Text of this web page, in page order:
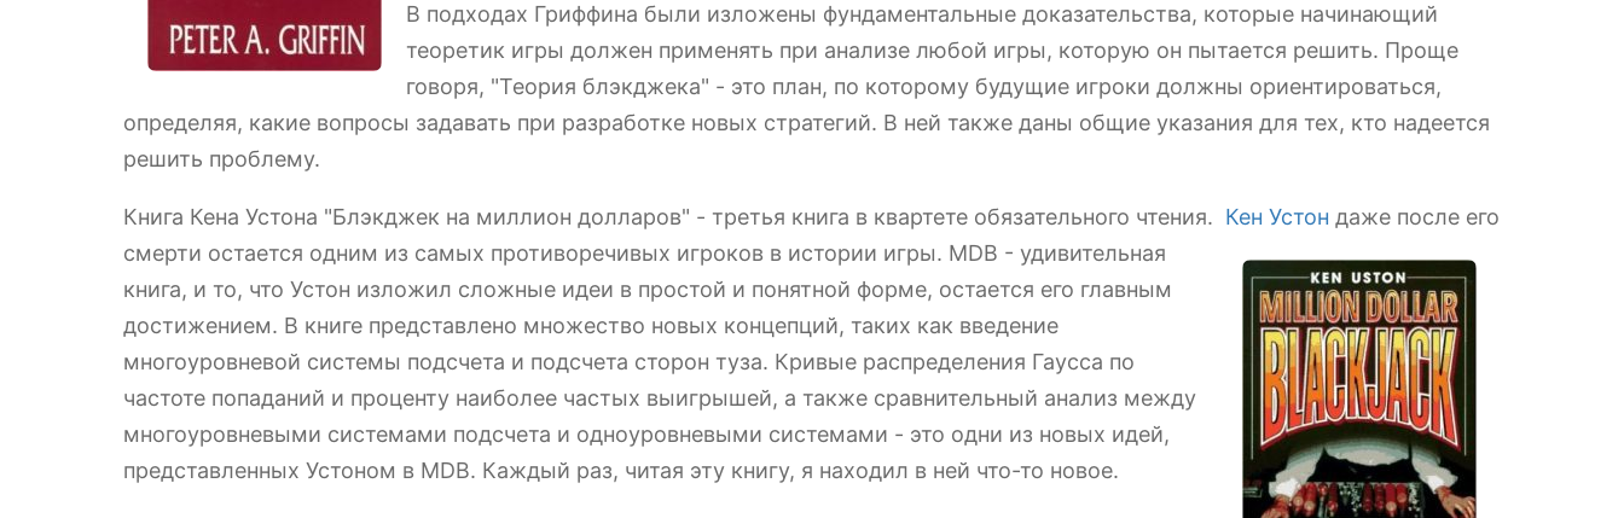
В подходах Гриффина были изложены фундаментальные доказательства, которые начинающий
теоретик игры должен применять при анализе любой игры, которую он пытается решить. Проще
говоря, "Теория блэкджека" - это план, по которому будущие игроки должны ориентироваться,
определяя, какие вопросы задавать при разработке новых стратегий. В ней также даны общие указания для тех, кто надеется
решить проблему.
Книга Кена Устона "Блэкджек на миллион долларов" - третья книга в квартете обязательного чтения. Кен Устон даже после его
смерти остается одним из самых противоречивых игроков в истории игры. MDB - удивительная
книга, и то, что Устон изложил сложные идеи в простой и понятной форме, остается его главным
достижением. В книге представлено множество новых концепций, таких как введение
многоуровневой системы подсчета и подсчета сторон туза. Кривые распределения Гаусса по
частоте попаданий и проценту наиболее частых выигрышей, а также сравнительный анализ между
многоуровневыми системами подсчета и одноуровневыми системами - это одни из новых идей,
представленных Устоном в MDB. Каждый раз, читая эту книгу, я находил в ней что-то новое.